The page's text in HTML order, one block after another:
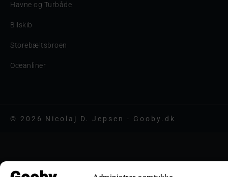
Havne og Turbåde
Bilskib
Storebæltsbroen
Oceanliner
© 2026 Nicolaj D. Jepsen - Gooby.dk